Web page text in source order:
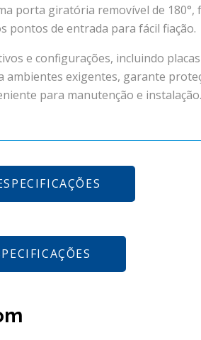
porta giratória removível de 180°,
pontos de entrada para fácil fiação.
e configurações, incluindo
ambientes exigentes, garante
para manutenção e instalação.